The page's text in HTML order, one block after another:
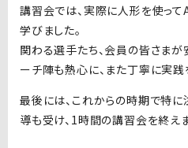
講習会では、実際に人形を使っ
学びました。
関わる選手たち、会員の皆さまが
ーチ陣も熱心に、また丁寧に実践
最後には、これからの時期で特
導も受け、1時間の講習会を終えま